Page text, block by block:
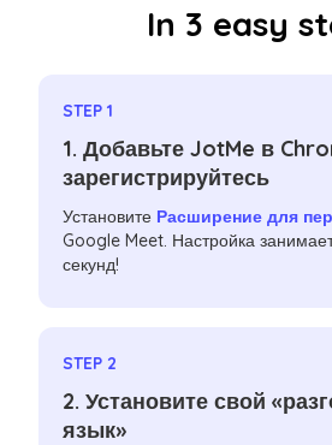
In 3 easy
STEP 1
1. Добавьте JotMe в
зарегистрируйтесь
Установите Расширение для
Google Meet. Настройка
секунд!
STEP 2
2. Установите свой
язык»